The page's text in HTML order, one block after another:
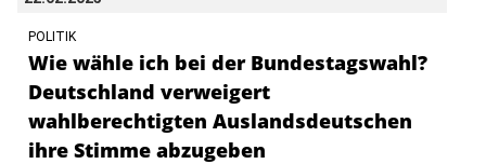
POLITIK
Wie wähle ich bei der Bundestagswahl?
Deutschland verweigert
wahlberechtigten Auslandsdeutschen
ihre Stimme abzugeben